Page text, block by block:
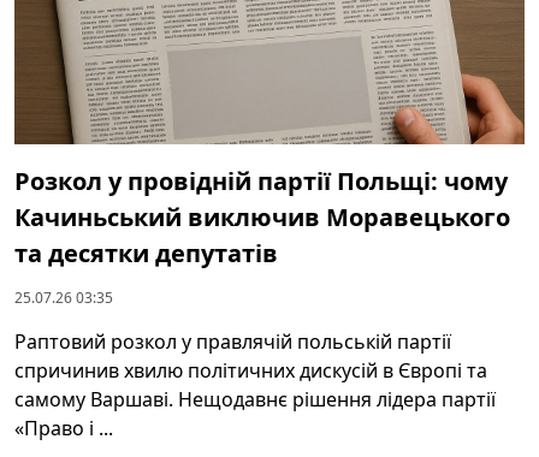
Розкол у провідній партії Польщі: чому
Качиньський виключив Моравецького
та десятки депутатів
25.07.26 03:35
Раптовий розкол у правлячій польській партії
спричинив хвилю політичних дискусій в Європі та
самому Варшаві. Нещодавнє рішення лідера партії
«Право і ...